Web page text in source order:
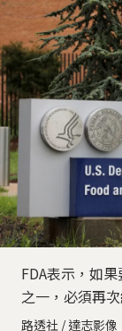
FDA表示，如
之一，必須再
路透社 / 達志影像